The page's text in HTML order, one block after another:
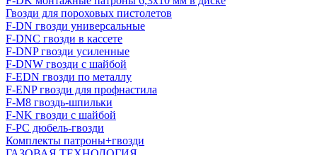
Гвозди для пороховых пистолетов
F-DN гвозди универсальные
F-DNC гвозди в кассете
F-DNP гвозди усиленные
F-DNW гвозди с шайбой
F-EDN гвозди по металлу
F-ENP гвозди для профнастила
F-M8 гвоздь-шпильки
F-NK гвозди с шайбой
F-PC дюбель-гвозди
Комплекты патроны+гвозди